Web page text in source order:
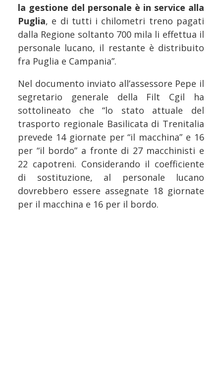
la gestione del personale è in service alla
Puglia, e di tutti i chilometri treno pagati
dalla Regione soltanto 700 mila li effettua il
personale lucano, il restante è distribuito
fra Puglia e Campania”.
Nel documento inviato all’assessore Pepe il
segretario generale della Filt Cgil ha
sottolineato che “lo stato attuale del
trasporto regionale Basilicata di Trenitalia
prevede 14 giornate per “il macchina” e 16
per “il bordo” a fronte di 27 macchinisti e
22 capotreni. Considerando il coefficiente
di sostituzione, al personale lucano
dovrebbero essere assegnate 18 giornate
per il macchina e 16 per il bordo.